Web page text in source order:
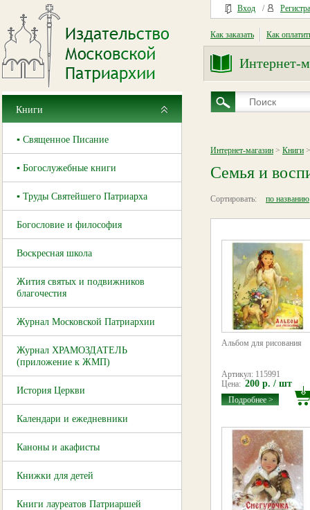
Вход /
Как заказать Как
Интернет-
Книги
▪ Священное Писание
▪ Богослужебные книги
▪ Труды Святейшего Патриарха
Богословие и философия
Воскресная школа
Жития святых и подвижников
благочестия
Журнал Московской Патриархии
Журнал ХРАМОЗДАТЕЛЬ
(приложение к ЖМП)
История Церкви
Календари и ежедневники
Каноны и акафисты
Книжки для детей
Книги лауреатов Патриаршей
Интернет-магазин > Книги
Семья и
Сортировать: по названию
Альбом для рисования
Артикул: 115991
Цена: 200 р. / шт
Подробнее >